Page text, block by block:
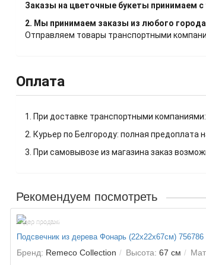
Заказы на цветочные букеты принимаем
2. Мы принимаем заказы из любого
Отправляем товары транспортными
Оплата
1. При доставке транспортными
2. Курьер по Белгороду: полная предоплата
3. При самовывозе из магазина заказ
Рекомендуем посмотреть
Лидер продаж!
Подсвечник из дерева Фонарь (22х22х67см) 756786
Бренд: Remeco Collection Высота: 67 см